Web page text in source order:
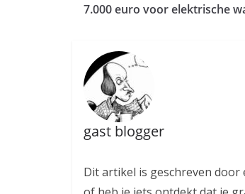
7.000 euro voor elektrische
gast blogger
Dit artikel is geschreven door